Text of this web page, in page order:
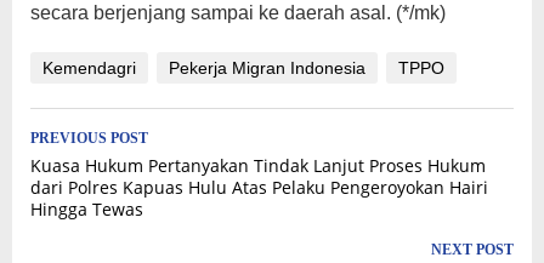
secara berjenjang sampai ke daerah asal. (*/mk)
Kemendagri Pekerja Migran Indonesia TPPO
Post
navigation
PREVIOUS POST
Kuasa Hukum Pertanyakan Tindak Lanjut Proses Hukum
dari Polres Kapuas Hulu Atas Pelaku Pengeroyokan Hairi
Hingga Tewas
NEXT POST